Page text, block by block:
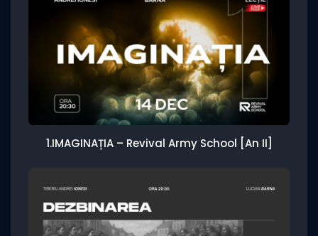
1.IMAGINAȚIA – Revival Army School [An II]